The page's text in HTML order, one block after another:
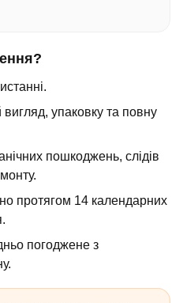
упаковку та повну
пошкоджень, слідів
протягом 14 календарних
погоджене з